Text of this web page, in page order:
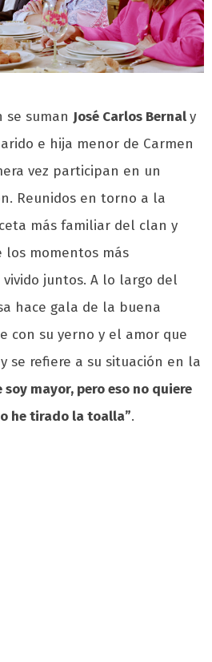
suman José Carlos Bernaly
e hija menor de Carmen
vez participan en un
Reunidos en torno a la
más familiar del clan y
los momentos más
juntos. A lo largo del
hace gala de la buena
con su yerno y el amor que
se refiere a su situación en la
soy mayor, pero eso no quiere
he tirado la toalla”.